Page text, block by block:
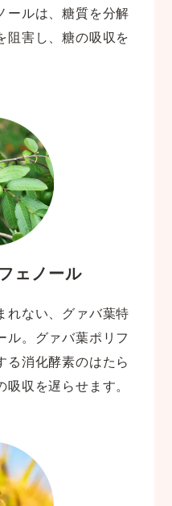
ールは、糖質を分解
阻害し、糖の吸収を
ェノール
れない、グァバ葉特
ル。グァバ葉ポリフ
る消化酵素のはたら
収を遅らせます。